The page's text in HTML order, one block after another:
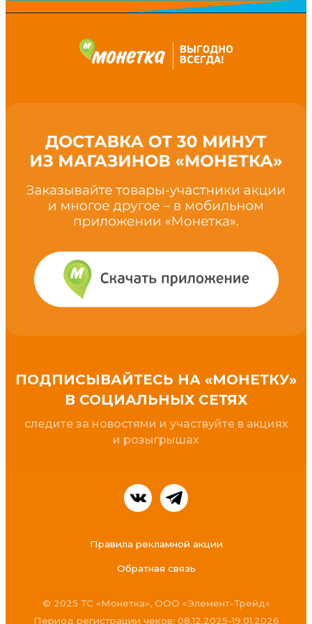
ПОДПИСЫВАЙТЕСЬ НА «МОНЕТКУ»
В СОЦИАЛЬНЫХ СЕТЯХ
cледите за новостями и участвуйте в акциях
и розыгрышах
Правила рекламной акции
Обратная связь
© 2025 ТС «Монетка», ООО «Элемент-Трейд»
Период регистрации чеков: 08.12.2025-19.01.2026